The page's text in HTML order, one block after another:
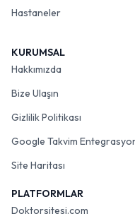
Hastaneler
KURUMSAL
Hakkımızda
Bize Ulaşın
Gizlilik Politikası
Google Takvim
Site Haritası
PLATFORMLAR
Doktorsitesi.com